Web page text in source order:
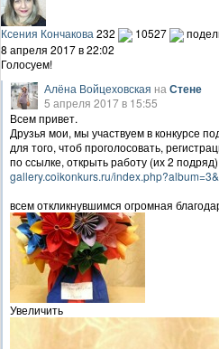
Ксения Кончакова 232 10527
8 апреля 2017 в 22:02
Голосуем!
Алёна Войцеховская на Стене
5 апреля 2017 в 15:55
Всем привет.
Друзья мои, мы участвуем в конкурсе
для того, чтоб проголосовать,
по ссылке, открыть работу (их 2
gallery.coikonkurs.ru/
всем откликнувшимся огромная
Увеличить